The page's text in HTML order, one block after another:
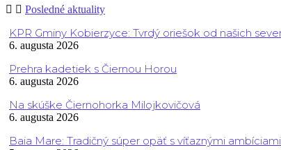
Posledné aktuality
KPR Gminy Kobierzyce: Tvrdý oriešok od našich
6. augusta 2026
Prehra kadetiek s Čiernou Horou
6. augusta 2026
Na skúške Čiernohorka Milojkovičová
6. augusta 2026
Baia Mare: Tradičný súper opäť s víťaznými ambíciami